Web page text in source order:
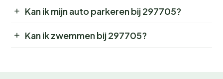
Kan ik mijn auto parkeren bij 297705?
Kan ik zwemmen bij 297705?